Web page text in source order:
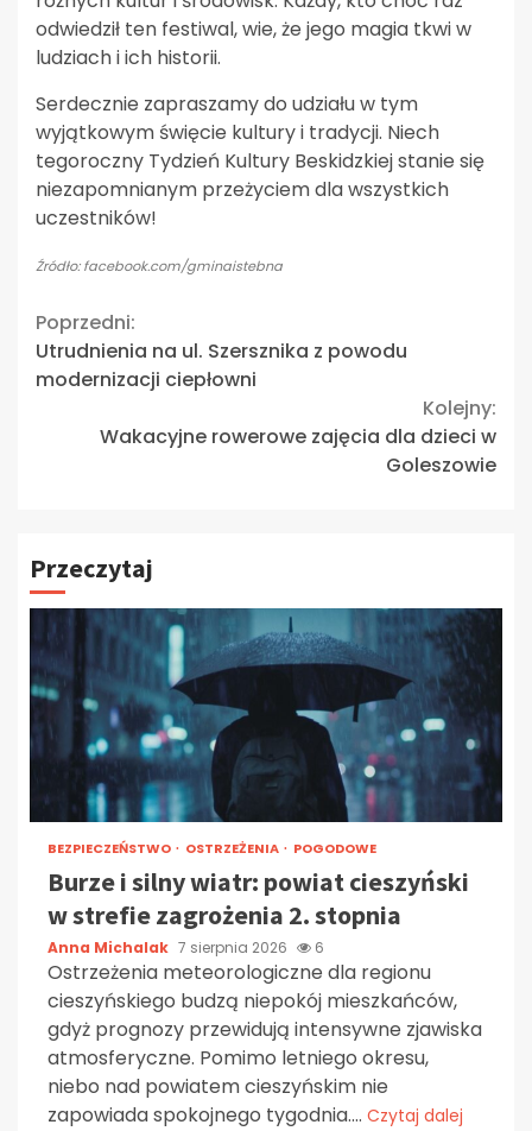
odwiedził ten festiwal, wie, że jego magia tkwi w
ludziach i ich historii.
Serdecznie zapraszamy do udziału w tym
wyjątkowym święcie kultury i tradycji. Niech
tegoroczny Tydzień Kultury Beskidzkiej stanie się
niezapomnianym przeżyciem dla wszystkich
uczestników!
Źródło: facebook.com/gminaistebna
Continue
Reading
Poprzedni:
Utrudnienia na ul. Szersznika z powodu
modernizacji ciepłowni
Kolejny:
Wakacyjne rowerowe zajęcia dla dzieci w
Goleszowie
Przeczytaj
BEZPIECZEŃSTWO OSTRZEŻENIA POGODOWE
Burze i silny wiatr: powiat cieszyński
w strefie zagrożenia 2. stopnia
Anna Michalak 7 sierpnia 2026 6
Ostrzeżenia meteorologiczne dla regionu
cieszyńskiego budzą niepokój mieszkańców,
gdyż prognozy przewidują intensywne zjawiska
atmosferyczne. Pomimo letniego okresu,
niebo nad powiatem cieszyńskim nie
zapowiada spokojnego tygodnia.... Czytaj dalej